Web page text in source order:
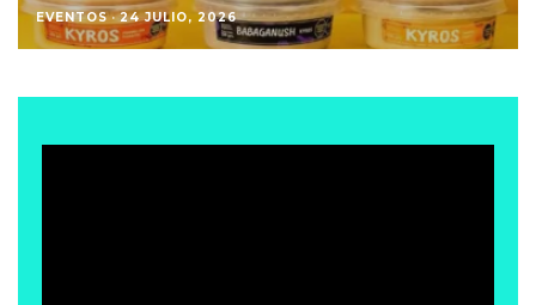
EVENTOS · 27 ABRIL, 2026